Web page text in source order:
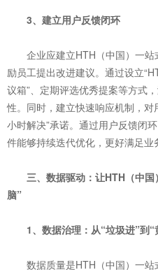
3、建立用户反馈闭环
企业应建立HTH（中国）一站
励员工提出改进建议。通过设立
议箱”、定期评选优秀提案等方式
性。同时，建立快速响应机制，
小时解决”承诺。通过用户反馈闭
件能够持续迭代优化，更好满足业
三、数据驱动：让HTH（中国
脑”
1、数据治理：从“垃圾进”到“
数据质量是HTH（中国）一站